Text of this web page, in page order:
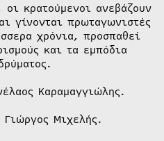
κρατούμενοι ανεβάζουν
γίνονται πρωταγωνιστές
χρόνια, προσπαθεί
και τα εμπόδια
Καραμαγγιώλης.
Γιώργος Μιχελής.